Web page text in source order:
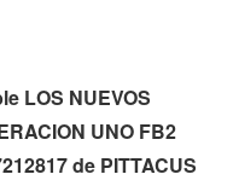
LOS NUEVOS
UNO FB2
de PITTACUS